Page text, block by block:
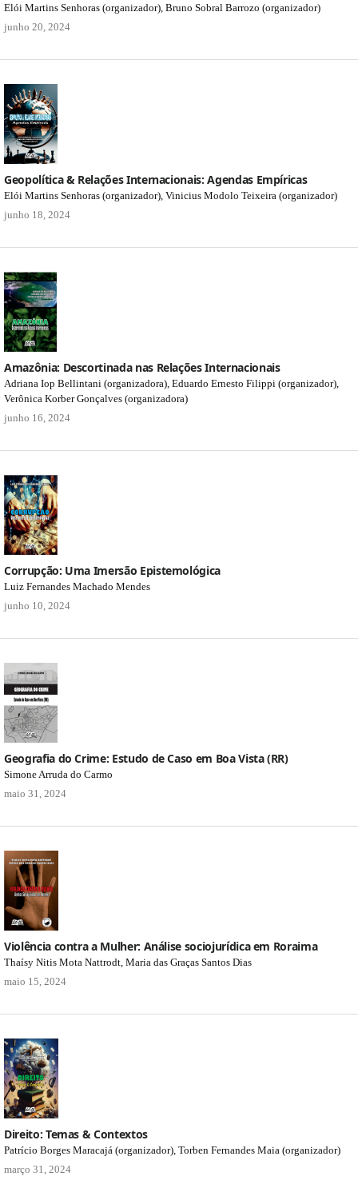
Elói Martins Senhoras (organizador), Bruno Sobral Barrozo (organizador)
junho 20, 2024
Geopolítica & Relações Internacionais: Agendas Empíricas
Elói Martins Senhoras (organizador), Vinicius Modolo Teixeira (organizador)
junho 18, 2024
Amazônia: Descortinada nas Relações Internacionais
Adriana Iop Bellintani (organizadora), Eduardo Ernesto Filippi (organizador),
Verônica Korber Gonçalves (organizadora)
junho 16, 2024
Corrupção: Uma Imersão Epistemológica
Luiz Fernandes Machado Mendes
junho 10, 2024
Geografia do Crime: Estudo de Caso em Boa Vista (RR)
Simone Arruda do Carmo
maio 31, 2024
Violência contra a Mulher: Análise sociojurídica em Roraima
Thaísy Nitis Mota Nattrodt, Maria das Graças Santos Dias
maio 15, 2024
Direito: Temas & Contextos
Patrício Borges Maracajá (organizador), Torben Fernandes Maia (organizador)
março 31, 2024